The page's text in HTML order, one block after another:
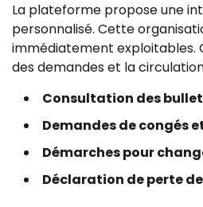
La plateforme propose une
personnalisé. Cette
immédiatement exploitables.
des demandes et la
Consultation des
Demandes de congés
Démarches pour
Déclaration de perte